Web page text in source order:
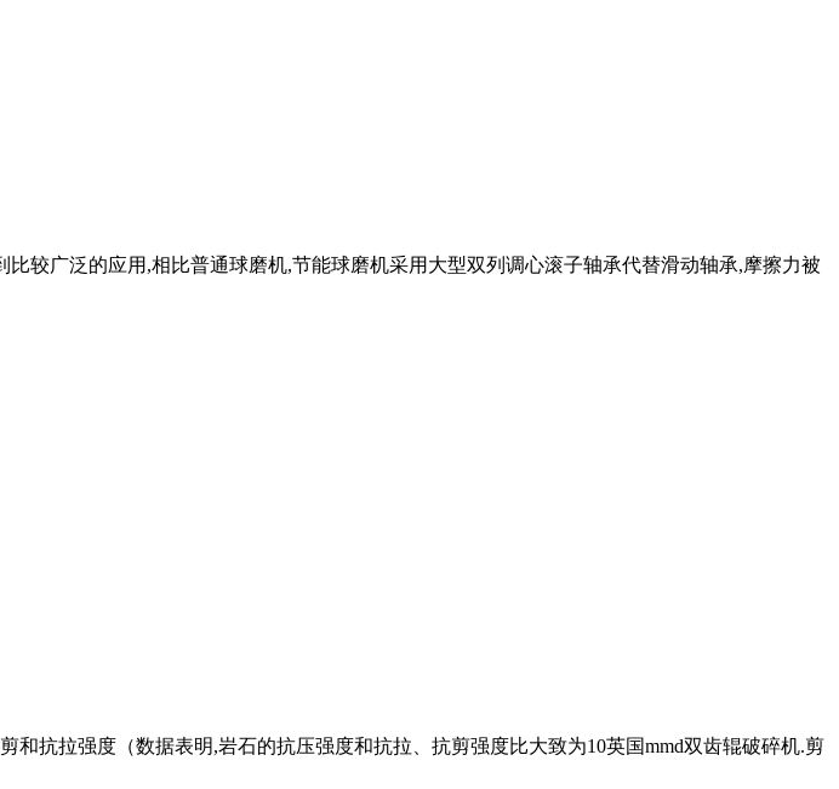
较广泛的应用,相比普通球磨机,节能球磨机采用大型双列调心滚子轴承代替滑动轴承,摩擦力被
抗拉强度（数据表明,岩石的抗压强度和抗拉、抗剪强度比大致为10英国mmd双齿辊破碎机.剪